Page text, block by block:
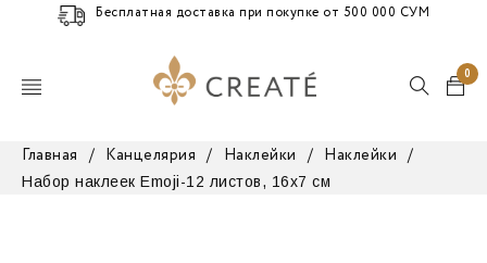
Бесплатная доставка при покупке от 500 000 СУМ
0
Главная / Канцелярия / Наклейки / Наклейки /
Набор наклеек Emoji-12 листов, 16х7 см